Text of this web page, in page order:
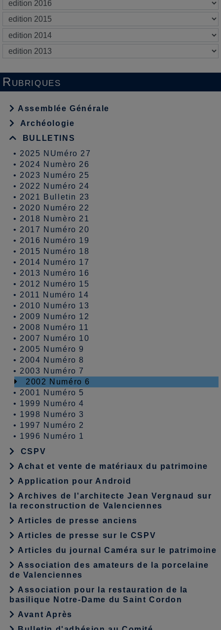
Rubriques
Assemblée Générale
Archéologie
BULLETINS
• 2025 NUméro 27
• 2024 Numèro 26
• 2023 Numéro 25
• 2022 Numéro 24
• 2021 Bulletin 23
• 2020 Numéro 22
• 2018 Numèro 21
• 2017 Numéro 20
• 2016 Numéro 19
• 2015 Numéro 18
• 2014 Numéro 17
• 2013 Numéro 16
• 2012 Numéro 15
• 2011 Numéro 14
• 2010 Numéro 13
• 2009 Numéro 12
• 2008 Numéro 11
• 2007 Numéro 10
• 2005 Numéro 9
• 2004 Numéro 8
• 2003 Numéro 7
2002 Numéro 6
• 2001 Numéro 5
• 1999 Numéro 4
• 1998 Numéro 3
• 1997 Numéro 2
• 1996 Numéro 1
CSPV
Achat et vente de matériaux du patrimoine
Application pour Android
Archives de l'architecte Jean Vergnaud sur
la reconstruction de Valenciennes
Articles de presse anciens
Articles de presse sur le CSPV
Articles du journal Caméra sur le patrimoine
Association des amateurs de la porcelaine
de Valenciennes
Association pour la restauration de la
basilique Notre-Dame du Saint Cordon
Avant Après